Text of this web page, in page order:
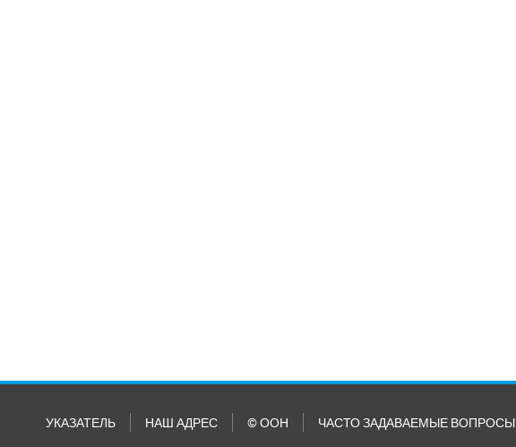
УКАЗАТЕЛЬ НАШ АДРЕС © ООН ЧАСТО ЗАДАВАЕМЫЕ ВОПРОСЫ